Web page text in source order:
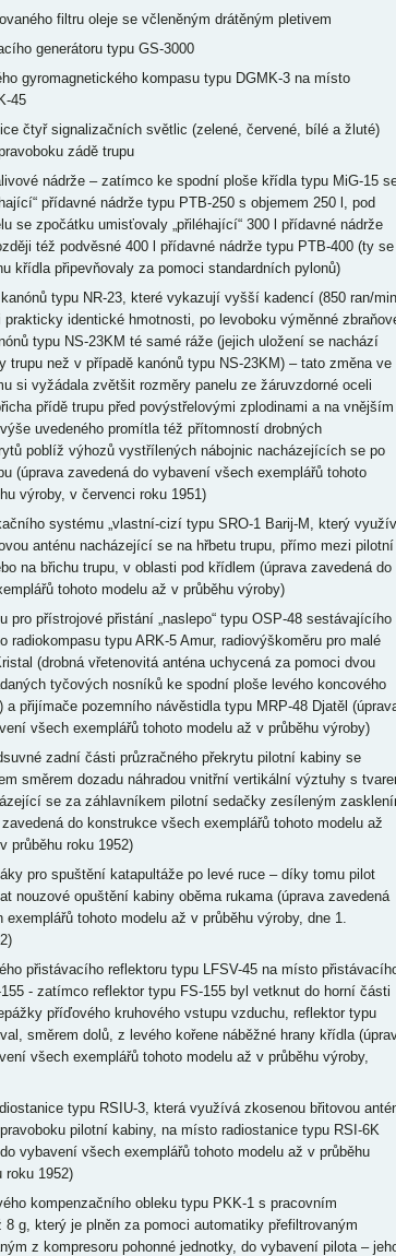
filtru oleje se včleněným drátěným pletivem
generátoru typu GS-3000
gyromagnetického kompasu typu DGMK-3 na místo
45
čtyř signalizačních světlic (zelené, červené, bílé a žluté)
zádě trupu
nádrže – zatímco ke spodní ploše křídla typu MiG-15
přídavné nádrže typu PTB-250 s objemem 250 l, pod
se zpočátku umisťovaly „přiléhající“ 300 l přídavné nádrže
též podvěsné 400 l přídavné nádrže typu PTB-400 (ty se
křídla připevňovaly za pomoci standardních pylonů)
typu NR-23, které vykazují vyšší kadencí (850 ran/min
prakticky identické hmotnosti, po levoboku výměnné
typu NS-23KM té samé ráže (jejich uložení se nachází
trupu než v případě kanónů typu NS-23KM) – tato změna ve
si vyžádala zvětšit rozměry panelu ze žáruvzdorné oceli
přídě trupu před povýstřelovými zplodinami a na vnějším
uvedeného promítla též přítomností drobných
poblíž výhozů vystřílených nábojnic nacházejících se po
(úprava zavedená do vybavení všech exemplářů tohoto
výroby, v červenci roku 1951)
systému „vlastní-cizí typu SRO-1 Barij-M, který
anténu nacházející se na hřbetu trupu, přímo mezi pilotní
na břichu trupu, v oblasti pod křídlem (úprava zavedená do
tohoto modelu až v průběhu výroby)
pro přístrojové přistání „naslepo“ typu OSP-48 sestávajícího
radiokompasu typu ARK-5 Amur, radiovýškoměru pro malé
(drobná vřetenovitá anténa uchycená za pomoci dvou
tyčových nosníků ke spodní ploše levého koncového
a přijímače pozemního návěstidla typu MRP-48 Djatěl
všech exemplářů tohoto modelu až v průběhu výroby)
zadní části průzračného překrytu pilotní kabiny se
směrem dozadu náhradou vnitřní vertikální výztuhy s
se za záhlavníkem pilotní sedačky zesíleným
do konstrukce všech exemplářů tohoto modelu až
průběhu roku 1952)
pro spuštění katapultáže po levé ruce – díky tomu pilot
nouzové opuštění kabiny oběma rukama (úprava zavedená
tohoto modelu až v průběhu výroby, dne 1.
přistávacího reflektoru typu LFSV-45 na místo
- zatímco reflektor typu FS-155 byl vetknut do horní části
příďového kruhového vstupu vzduchu, reflektor typu
směrem dolů, z levého kořene náběžné hrany křídla
všech exemplářů tohoto modelu až v průběhu výroby,
typu RSIU-3, která využívá zkosenou břitovou
pilotní kabiny, na místo radiostanice typu RSI-6K
vybavení všech exemplářů tohoto modelu až v průběhu
roku 1952)
kompenzačního obleku typu PKK-1 s pracovním
g, který je plněn za pomoci automatiky přefiltrovaným
z kompresoru pohonné jednotky, do vybavení pilota –